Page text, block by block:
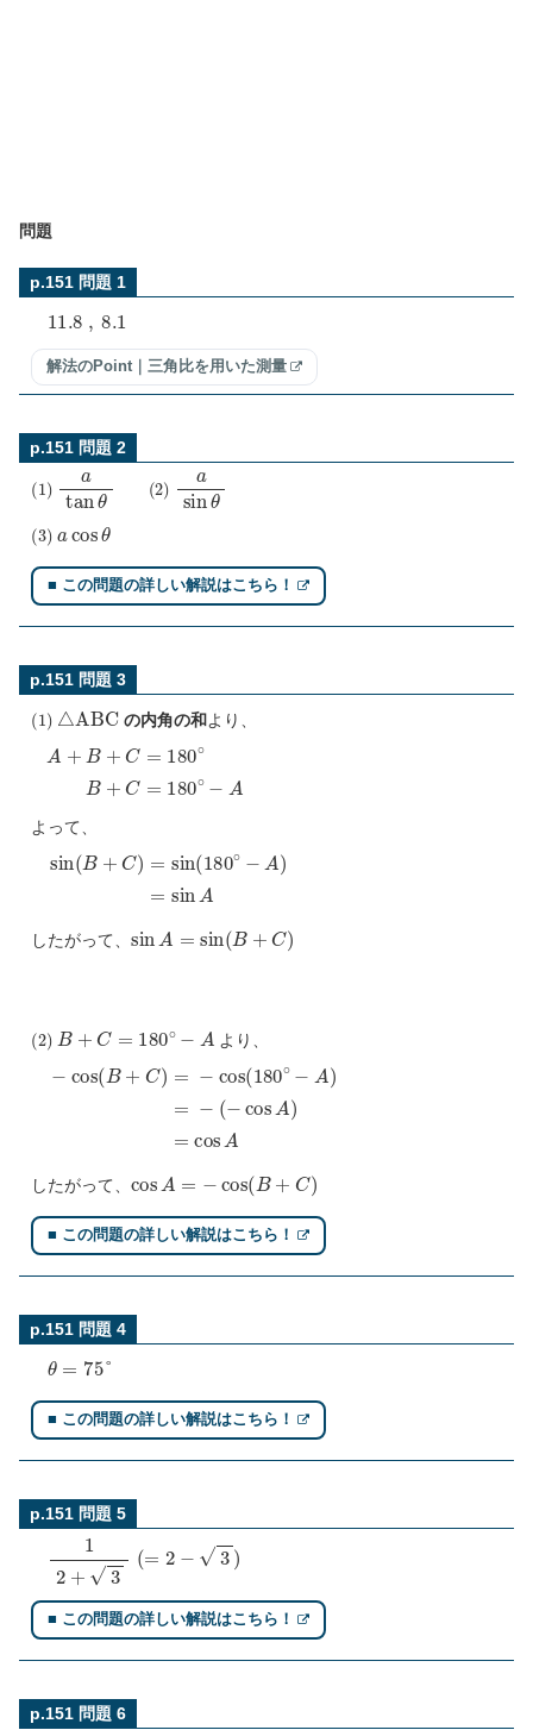
問題
p.151 問題 1
11.8 8.1
解法のPoint｜三角比を用いた測量
p.151 問題 2
( 1) tan (2) sin
(3) cosθ
■ この問題の詳しい解説はこちら！
p.151 問題 3
( 1) △ ABCの内角の和より、
A +B+C= 180∘ B
よって、
sin(B+C )=sin (180∘−A ) =sin
したがって、 sin A sin B+ C
(2) B + C= 180 ∘−A より、
180 )
したがって、 A B +C
■ この問題の詳しい解説はこちら！
p.151 問題 4
θ 75°
■ この問題の詳しい解説はこちら！
p.151 問題 5
3 3
■ この問題の詳しい解説はこちら！
p.151 問題 6